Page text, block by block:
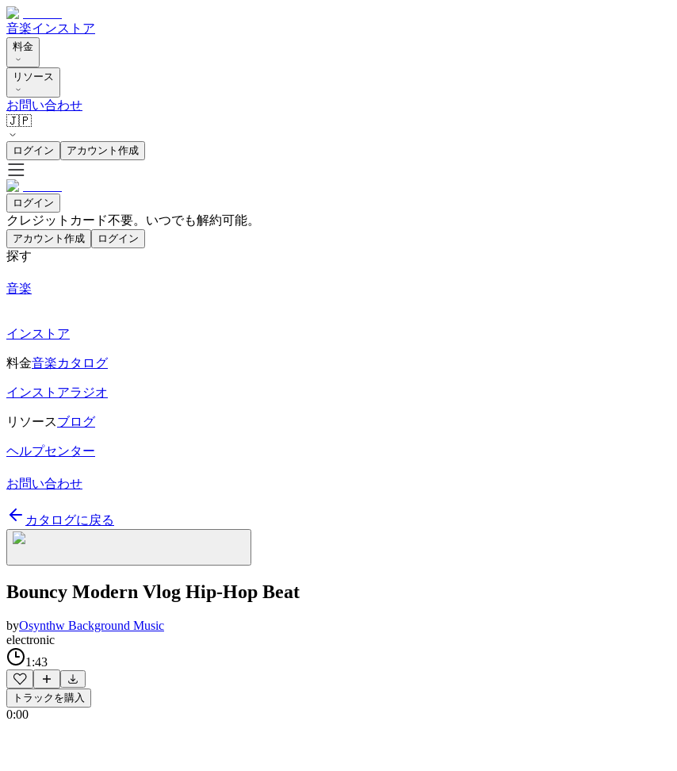
音楽インストア
料金
リソース
お問い合わせ
🇯🇵
ログイン アカウント作成
ログイン
クレジットカード不要。いつでも解約可能。
アカウント作成 ログイン
探す
音楽
インストア
料金音楽カタログ
インストアラジオ
リソースブログ
ヘルプセンター
お問い合わせ
カタログに戻る
Bouncy Modern Vlog Hip-Hop Beat
byOsynthw Background Music
electronic
1:43
トラックを購入
0:00